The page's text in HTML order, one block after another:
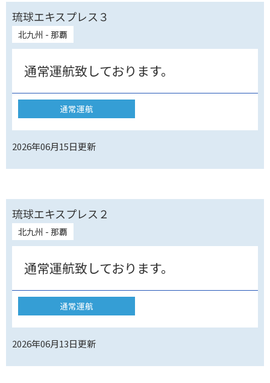
琉球エキスプレス３
北九州 - 那覇
通常運航致しております。
通常運航
2026年06月15日更新
琉球エキスプレス２
北九州 - 那覇
通常運航致しております。
通常運航
2026年06月13日更新